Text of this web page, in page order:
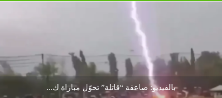
بالفيديو: صاعقة “قاتلة” تحوّل مباراة ك...